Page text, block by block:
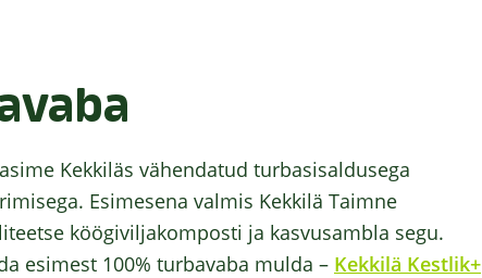
Kekkiläs vähendatud turbasisaldusega
Esimesena valmis Kekkilä Taimne
köögiviljakomposti ja kasvusambla segu.
esimest 100% turbavaba mulda – Kekkilä Kestlik+